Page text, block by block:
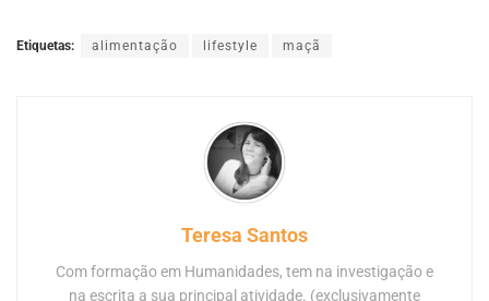
Etiquetas: alimentação lifestyle maçã
Teresa Santos
Com formação em Humanidades, tem na investigação e
na escrita a sua principal atividade. (exclusivamente